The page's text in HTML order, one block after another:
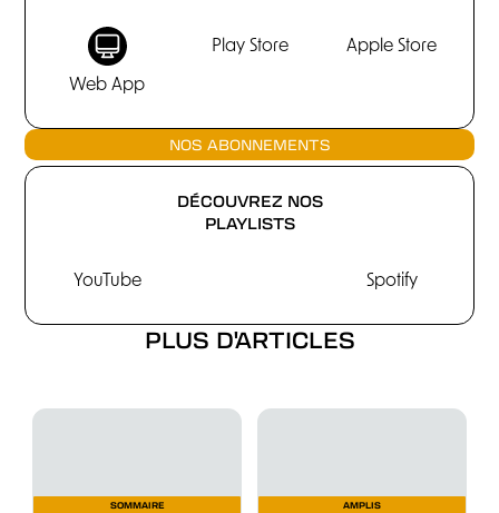
Web App
Play Store Apple Store
NOS ABONNEMENTS
DÉCOUVREZ NOS
PLAYLISTS
YouTube Spotify
PLUS D'ARTICLES
SOMMAIRE AMPLIS